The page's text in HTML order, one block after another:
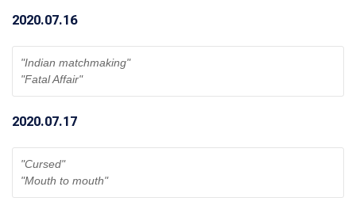
2020.07.16
"Indian matchmaking"
"Fatal Affair"
2020.07.17
"Cursed"
"Mouth to mouth"